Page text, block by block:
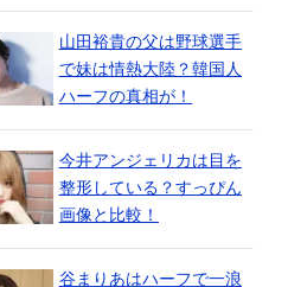
山田裕貴の父は野球選手
で妹は情熱大陸？韓国人
ハーフの真相が！
今井アンジェリカは目を
整形している？すっぴん
画像と比較！
谷まりあはハーフで一浪